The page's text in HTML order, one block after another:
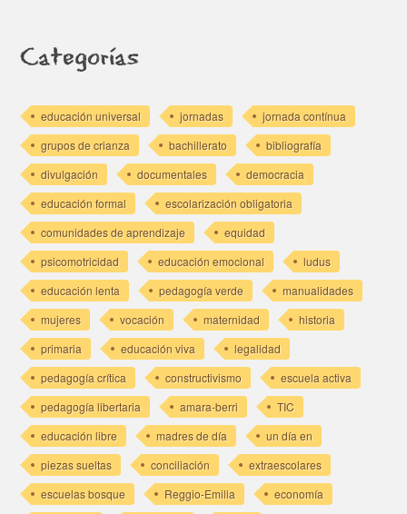
Categorías
educación universal jornadas
jornada contínua
grupos de crianza
bachillerato
bibliografía
divulgación
documentales
democracia
educación formal
escolarización obligatoria
comunidades de aprendizaje
equidad
psicomotricidad
educación emocional
ludus
educación lenta
pedagogía verde
manualidades
mujeres
vocación maternidad
historia
primaria
educación viva
legalidad
pedagogía crítica
constructivismo
escuela activa
pedagogía libertaria
amara-berri
TIC
educación libre
madres de día
un día en
piezas sueltas
conciliación
extraescolares
escuelas bosque
Reggio-Emilia
economía